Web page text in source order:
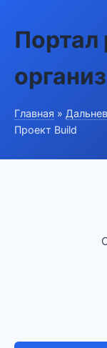
Главная »
Проект Build